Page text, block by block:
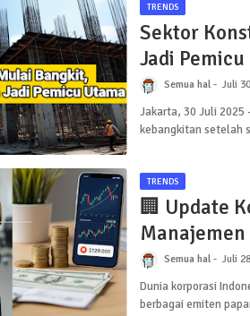
TRENDS
Sektor
Jadi
Semua hal Juli
Jakarta, 30 Juli 2025
kebangkitan setelah
TRENDS
🏢 Update
Semua hal Juli
Dunia korporasi
berbagai emiten